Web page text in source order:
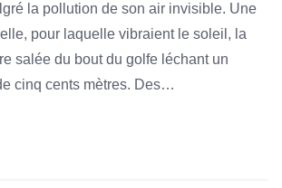
la pollution de son air invisible. Une
pour laquelle vibraient le soleil, la
salée du bout du golfe léchant un
cinq cents mètres. Des…